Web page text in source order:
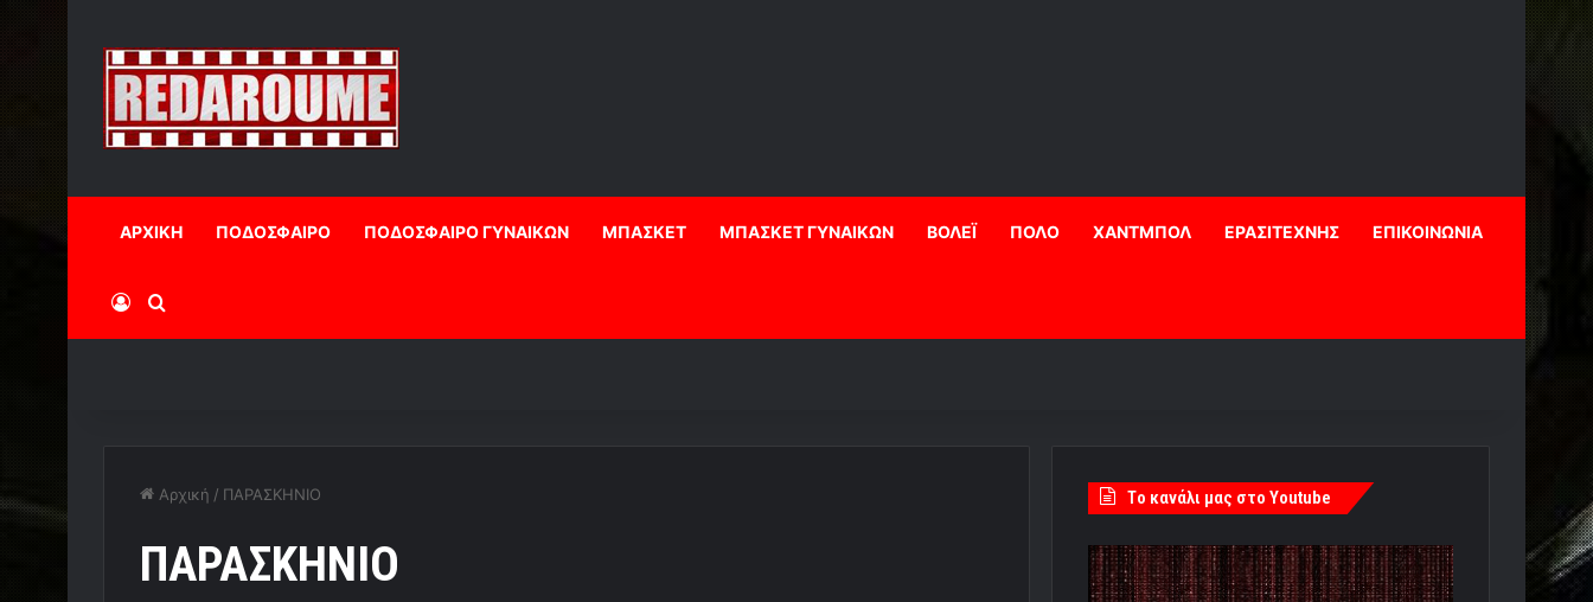
ΑΡΧΙΚΗ ΠΟΔΟΣΦΑΙΡΟ ΠΟΔΟΣΦΑΙΡΟ ΓΥΝΑΙΚΩΝ ΜΠΑΣΚΕΤ ΜΠΑΣΚΕΤ ΓΥΝΑΙΚΩΝ ΒΟΛΕΪ ΠΟΛΟ ΧΑΝΤΜΠΟΛ ΕΡΑΣΙΤΕΧΝΗΣ ΕΠΙΚΟΙΝΩΝΙΑ
Log InΑναζήτηση
Αρχική / ΠΑΡΑΣΚΗΝΙΟ
ΠΑΡΑΣΚΗΝΙΟ
Tο κανάλι μας στο Youtube